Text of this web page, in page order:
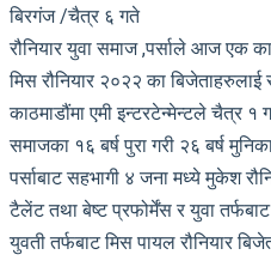
बिरगंज /चैत्र ६ गते
रौनियार युवा समाज ,पर्साले आज एक
मिस रौनियार २०२२ का बिजेताहरुलाई
काठमाडौंमा एमी इन्टरटेन्मेन्टले चैत्र १
समाजका १६ बर्ष पुरा गरी २६ बर्ष
पर्साबाट सहभागी ४ जना मध्ये मुकेश
टैलेंट तथा बेष्ट प्रफोर्मेंस र युवा
युवती तर्फबाट मिस पायल रौनियार